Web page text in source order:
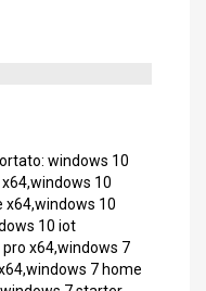
windows 10
10
x64,windows 10
10 iot
x64,windows 7
7 home